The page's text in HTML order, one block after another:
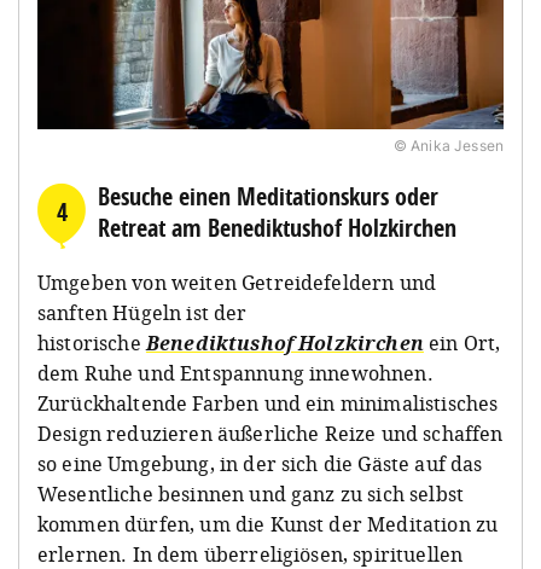
© Anika Jessen
4
Besuche einen Meditationskurs oder
Retreat am Benediktushof Holzkirchen
Umgeben von weiten Getreidefeldern und
sanften Hügeln ist der
historischeBenediktushof Holzkirchenein Ort,
dem Ruhe und Entspannung innewohnen.
Zurückhaltende Farben und ein minimalistisches
Design reduzieren äußerliche Reize und schaffen
so eine Umgebung, in der sich die Gäste auf das
Wesentliche besinnen und ganz zu sich selbst
kommen dürfen, um die Kunst der Meditation zu
erlernen. In dem überreligiösen, spirituellen